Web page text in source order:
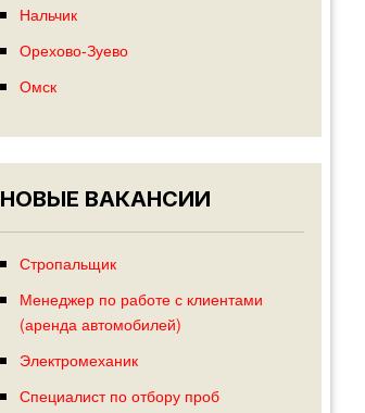
Нальчик
Орехово-Зуево
Омск
НОВЫЕ ВАКАНСИИ
Стропальщик
Менеджер по работе с клиентами
(аренда автомобилей)
Электромеханик
Специалист по отбору проб